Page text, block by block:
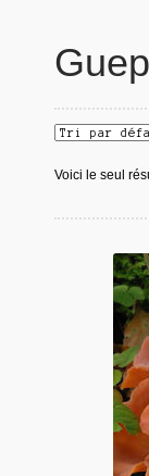
Voici le seul